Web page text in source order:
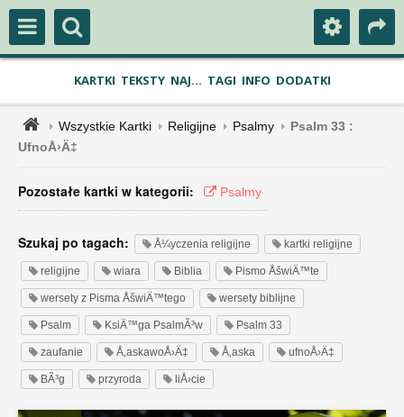
KARTKI TEKSTY NAJ... TAGI INFO DODATKI
Wszystkie Kartki Religijne Psalmy
Psalm 33 :
UfnoÅ›Ä‡
Pozostałe kartki w kategorii: Psalmy
Szukaj po tagach: Å¼yczenia religijne kartki religijne
religijne wiara Biblia Pismo ÅšwiÄ™te
wersety z Pisma ÅšwiÄ™tego wersety biblijne
Psalm KsiÄ™ga PsalmÃ³w Psalm 33
zaufanie Å‚askawoÅ›Ä‡ Å‚aska ufnoÅ›Ä‡
BÃ³g przyroda liÅ›cie